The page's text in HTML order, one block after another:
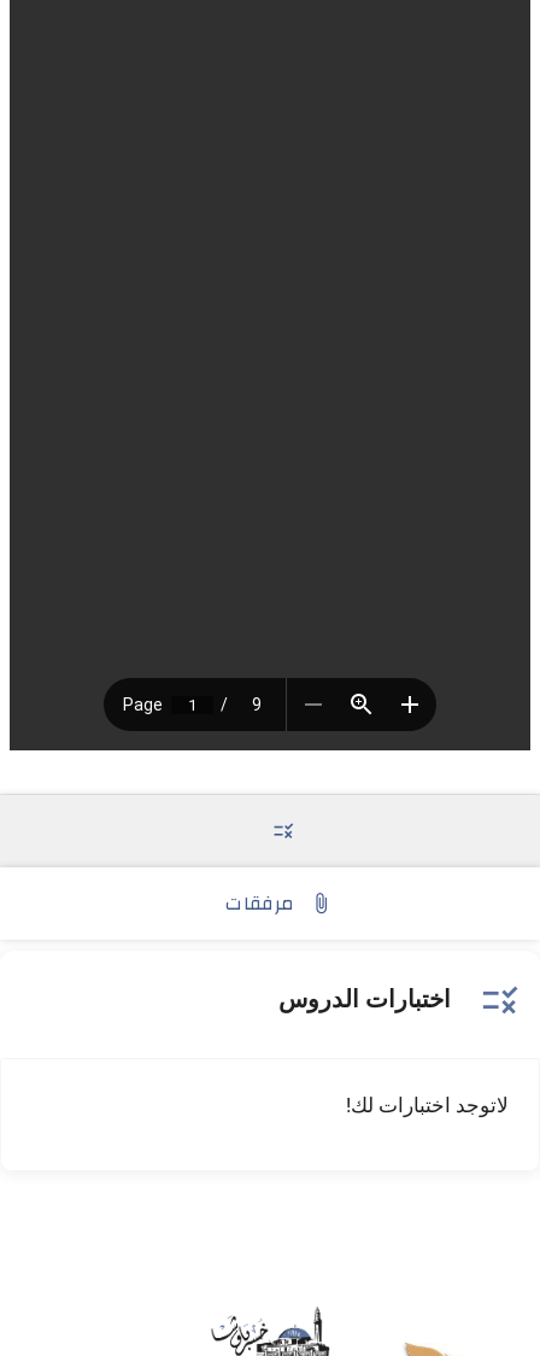
rule
attach_file
rule اختبارات الدروس
لاتوجد اختبارات لك!